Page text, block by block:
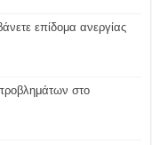
επίδομα ανεργίας
στο